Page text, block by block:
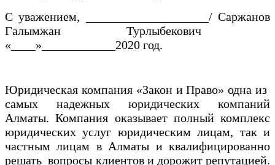
С уважением, ____________________/ Саржанов
Галымжан Турлыбекович
«____»____________2020 год.
Юридическая компания «Закон и Право» одна из
самых надежных юридических компаний
Алматы. Компания оказывает полный комплекс
юридических услуг юридическим лицам, так и
частным лицам в Алматы и квалифицированно
решать вопросы клиентов и дорожит репутацией.